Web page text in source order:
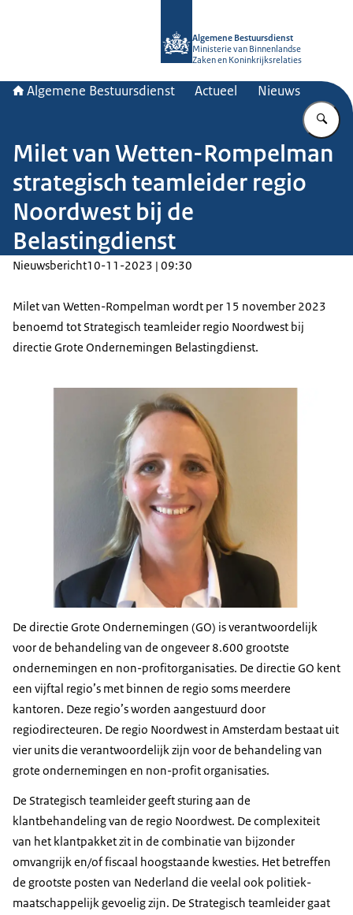
Algemene Bestuursdienst
Ministerie van Binnenlandse
Zaken en Koninkrijksrelaties
Algemene Bestuursdienst Actueel Nieuws
Milet van Wetten-Rompelman
strategisch teamleider regio
Noordwest bij de
Belastingdienst
Nieuwsbericht10-11-2023 | 09:30
Milet van Wetten-Rompelman wordt per 15 november 2023
benoemd tot Strategisch teamleider regio Noordwest bij
directie Grote Ondernemingen Belastingdienst.
De directie Grote Ondernemingen (GO) is verantwoordelijk
voor de behandeling van de ongeveer 8.600 grootste
ondernemingen en non-profitorganisaties. De directie GO kent
een vijftal regio’s met binnen de regio soms meerdere
kantoren. Deze regio’s worden aangestuurd door
regiodirecteuren. De regio Noordwest in Amsterdam bestaat uit
vier units die verantwoordelijk zijn voor de behandeling van
grote ondernemingen en non-profit organisaties.
De Strategisch teamleider geeft sturing aan de
klantbehandeling van de regio Noordwest. De complexiteit
van het klantpakket zit in de combinatie van bijzonder
omvangrijk en/of fiscaal hoogstaande kwesties. Het betreffen
de grootste posten van Nederland die veelal ook politiek-
maatschappelijk gevoelig zijn. De Strategisch teamleider gaat